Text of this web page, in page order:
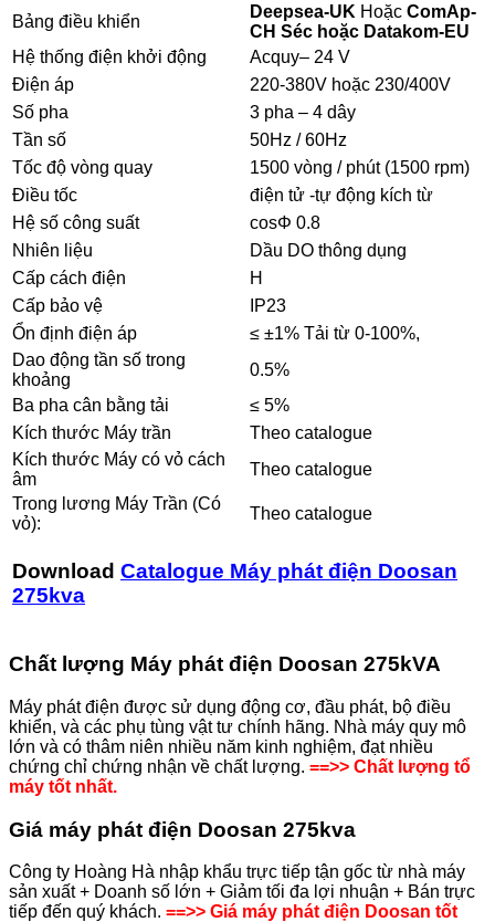
Bảng điều khiển
Deepsea-UK Hoặc ComAp-
CH Séc hoặc Datakom-EU
Hệ thống điện khởi động
Acquy– 24 V
Điện áp
220-380V hoặc 230/400V
Số pha
3 pha – 4 dây
Tần số
50Hz / 60Hz
Tốc độ vòng quay
1500 vòng / phút (1500 rpm)
Điều tốc
điện tử -tự động kích từ
Hệ số công suất
cosΦ 0.8
Nhiên liệu
Dầu DO thông dụng
Cấp cách điện
H
Cấp bảo vệ
IP23
Ổn định điện áp
≤ ±1% Tải từ 0-100%,
Dao động tần số trong
khoảng
0.5%
Ba pha cân bằng tải
≤ 5%
Kích thước Máy trần
Theo catalogue
Kích thước Máy có vỏ cách
âm
Theo catalogue
Trong lương Máy Trần (Có
vỏ):
Theo catalogue
Download Catalogue Máy phát điện Doosan
275kva
Chất lượng Máy phát điện Doosan 275kVA
Máy phát điện được sử dụng động cơ, đầu phát, bộ điều
khiển, và các phụ tùng vật tư chính hãng. Nhà máy quy mô
lớn và có thâm niên nhiều năm kinh nghiệm, đạt nhiều
chứng chỉ chứng nhận về chất lượng. ==>> Chất lượng tổ
máy tốt nhất.
Giá máy phát điện Doosan 275kva
Công ty Hoàng Hà nhập khẩu trực tiếp tận gốc từ nhà máy
sản xuất + Doanh số lớn + Giảm tối đa lợi nhuận + Bán trực
tiếp đến quý khách. ==>> Giá máy phát điện Doosan tốt